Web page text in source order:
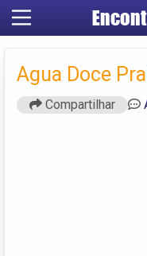
Agua Doce
Compartilhar